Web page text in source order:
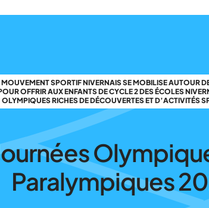
SPORTIF NIVERNAIS SE MOBILISE AUTOUR
OFFRIR AUX ENFANTS DE CYCLE 2 DES ÉCOLES
OLYMPIQUES RICHES DE DÉCOUVERTES ET D’ACTIVITÉS
Paralympiques